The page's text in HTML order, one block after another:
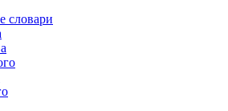
словари